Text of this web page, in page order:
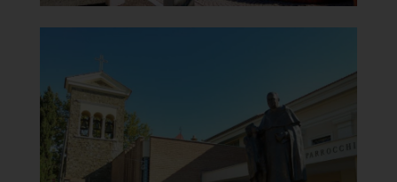
Chiesa di Santa Maria del
Vista con campanile